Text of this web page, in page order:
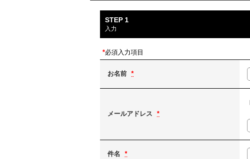
STEP 1
入力
*必須入力項目
お名前 *
メールアドレス *
件名 *